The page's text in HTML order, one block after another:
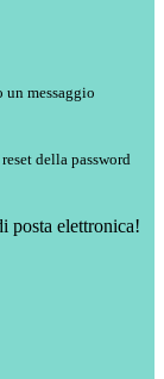
un messaggio
della password
posta elettronica!